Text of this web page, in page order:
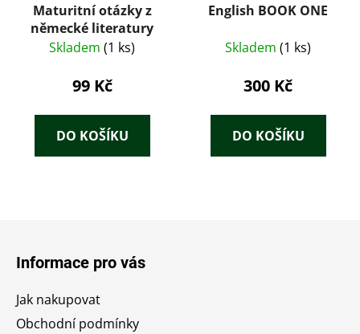
Maturitní otázky z
německé literatury
Skladem (1 ks)
99 Kč
DO KOŠÍKU
English BOOK ONE
Skladem (1 ks)
300 Kč
DO KOŠÍKU
Informace pro vás
Jak nakupovat
Obchodní podmínky